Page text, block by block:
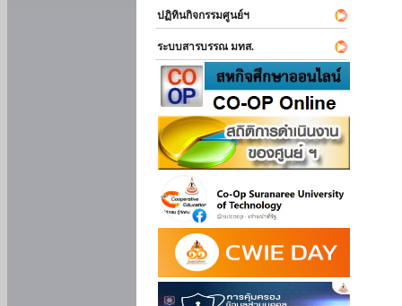
ปฏิทินกิจกรรมศูนย์ฯ
ระบบสารบรรณ มทส.